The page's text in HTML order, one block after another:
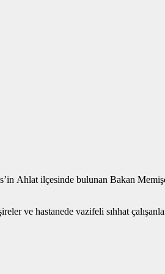
Ahlat ilçesinde bulunan Bakan
ve hastanede vazifeli sıhhat